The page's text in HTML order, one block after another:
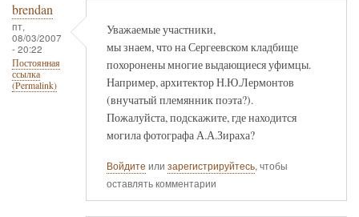
brendan
пт,
08/03/2007
- 20:22
Постоянная
ссылка
(Permalink)
Уважаемые участники,
мы знаем, что на Сергеевском кладбище
похоронены многие выдающиеся уфимцы.
Например, архитектор Н.Ю.Лермонтов
(внучатый племянник поэта?).
Пожалуйста, подскажите, где находится
могила фотографа А.А.Зираха?
Войдите или зарегистрируйтесь, чтобы
оставлять комментарии